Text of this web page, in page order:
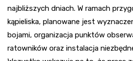
najbliższych dniach. W ramach
kąpieliska, planowane jest
bojami, organizacja punktów
ratowników oraz instalacja